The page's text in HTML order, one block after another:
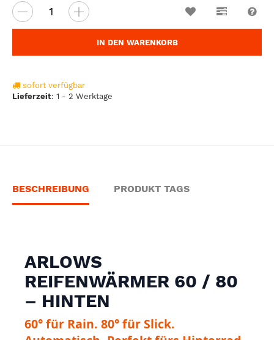
IN DEN WARENKORB
sofort verfügbar
Lieferzeit: 1 - 2 Werktage
Wunschzettel
BESCHREIBUNG PRODUKT TAGS
ARLOWS
REIFENWÄRMER 60 / 80
– HINTEN
60° für Rain. 80° für Slick.